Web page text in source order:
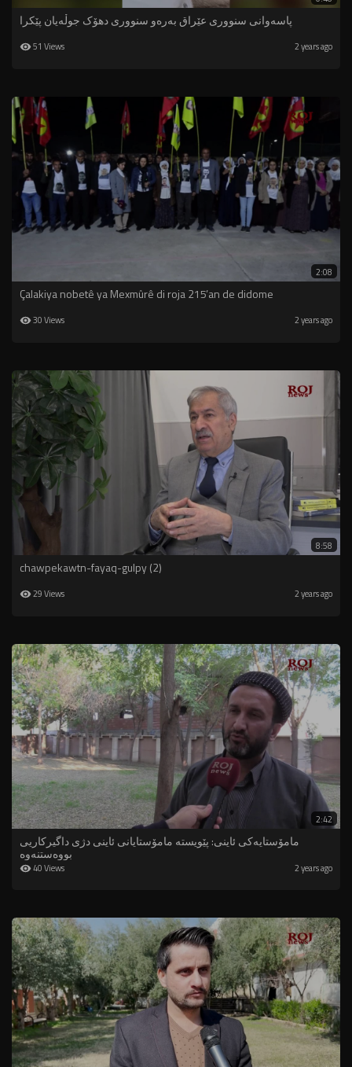
پاسەوانى سنوورى عێراق بەرەو سنوورى دهۆک جوڵەیان پێکرا
51 Views 2 years ago
2:08
Çalakiya nobetê ya Mexmûrê di roja 215’an de didome
30 Views 2 years ago
8:58
chawpekawtn-fayaq-gulpy (2)
29 Views 2 years ago
2:42
مامۆستایەکی ئاینی: پێویستە مامۆستایانی ئاینی دژی داگیرکاریی
بووەستنەوە
40 Views 2 years ago